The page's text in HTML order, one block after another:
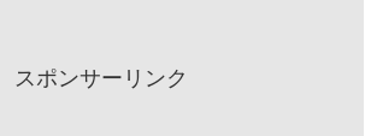
スポンサーリンク